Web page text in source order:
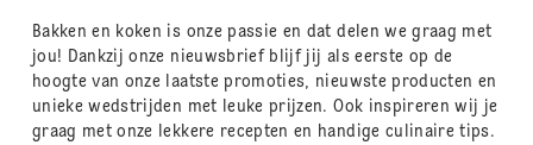
Bakken en koken is onze passie en dat delen we graag met
jou! Dankzij onze nieuwsbrief blijf jij als eerste op de
hoogte van onze laatste promoties, nieuwste producten en
unieke wedstrijden met leuke prijzen. Ook inspireren wij je
graag met onze lekkere recepten en handige culinaire tips.